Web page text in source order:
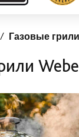
Газовые